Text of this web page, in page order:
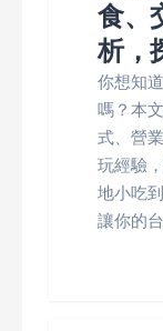
食、
析，
你想知
嗎？本
式、營
玩經驗
地小吃
讓你的